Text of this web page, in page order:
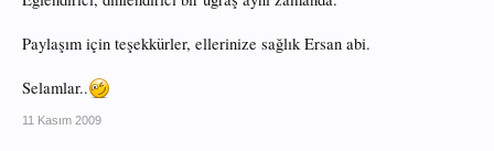
Paylaşım için teşekkürler, ellerinize sağlık Ersan abi.
Selamlar..
11 Kasım 2009